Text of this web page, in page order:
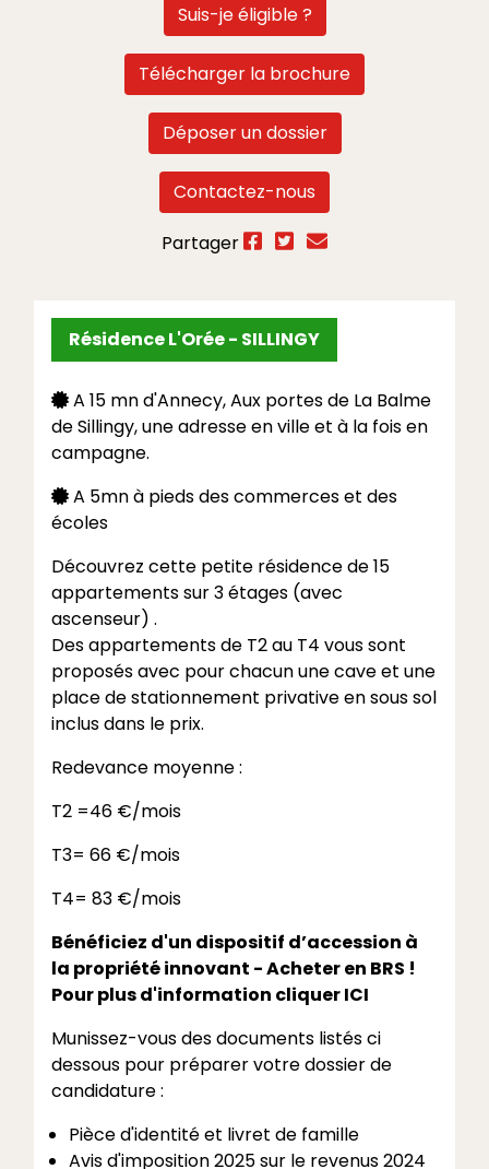
Suis-je éligible ?
Télécharger la brochure
Déposer un dossier
Contactez-nous
Partager
Résidence L'Orée - SILLINGY
A 15 mn d'Annecy, Aux portes de La Balme
de Sillingy, une adresse en ville et à la fois en
campagne.
A 5mn à pieds des commerces et des
écoles
Découvrez cette petite résidence de 15
appartements sur 3 étages (avec
ascenseur) .
Des appartements de T2 au T4 vous sont
proposés avec pour chacun une cave et une
place de stationnement privative en sous sol
inclus dans le prix.
Redevance moyenne :
T2 =46 €/mois
T3= 66 €/mois
T4= 83 €/mois
Bénéficiez d'un dispositif d’accession à
la propriété innovant -Acheter en BRS !
Pour plus d'information cliquerICI
Munissez-vous des documents listés ci
dessous pour préparer votre dossier de
candidature :
Pièce d'identité et livret de famille
Avis d'imposition 2025 sur le revenus 2024